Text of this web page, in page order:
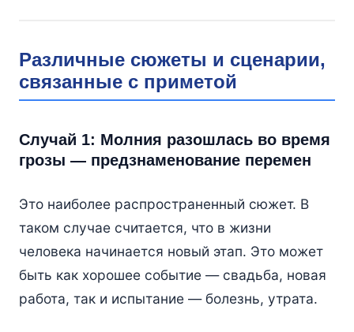
Различные сюжеты и сценарии,
связанные с приметой
Случай 1: Молния разошлась во время
грозы — предзнаменование перемен
Это наиболее распространенный сюжет. В
таком случае считается, что в жизни
человека начинается новый этап. Это может
быть как хорошее событие — свадьба, новая
работа, так и испытание — болезнь, утрата.